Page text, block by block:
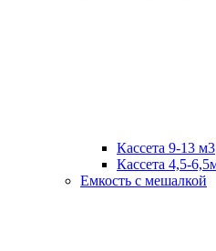
Кассета 9-13 м3
Кассета 4,5-
Емкость с мешалкой